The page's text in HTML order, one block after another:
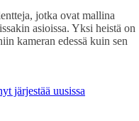
jotka ovat mallina
asioissa. Yksi heistä on
kameran edessä kuin sen
järjestää uusissa